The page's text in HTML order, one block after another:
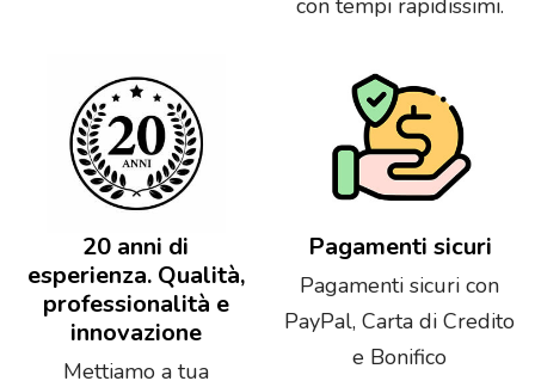
con tempi rapidissimi.
20 anni di
esperienza. Qualità,
professionalità e
innovazione
Mettiamo a tua
Pagamenti sicuri
Pagamenti sicuri con
PayPal, Carta di Credito
e Bonifico